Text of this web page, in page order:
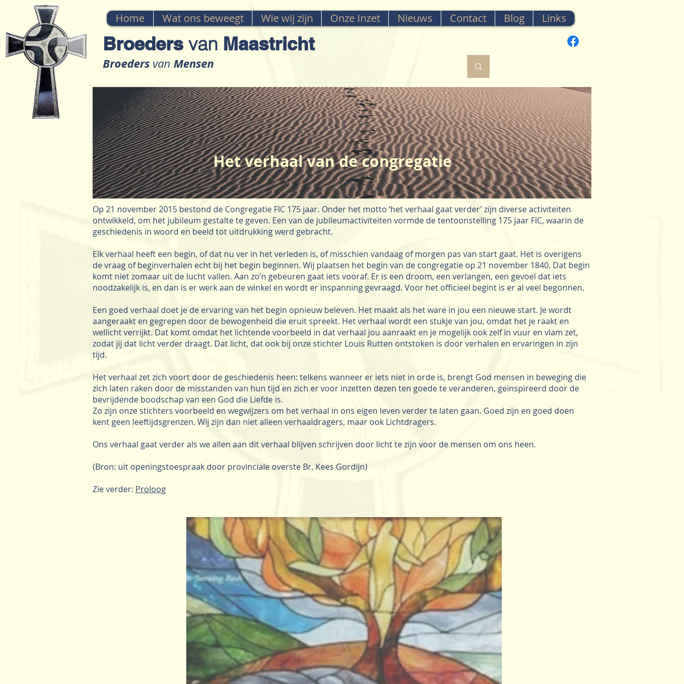
Home Wat ons beweegt Wie wij zijn Onze Inzet Nieuws Contact Blog Links
Broeders van Maastricht
Broeders van Mensen
Het verhaal van de congregatie
Op 21 november 2015 bestond de Congregatie FIC 175 jaar. Onder het motto ‘het verhaal gaat verder’ zijn diverse activiteiten
ontwikkeld, om het jubileum gestalte te geven. Een van de jubileumactiviteiten vormde de tentoonstelling 175 jaar FIC, waarin de
geschiedenis in woord en beeld tot uitdrukking werd gebracht.
Elk verhaal heeft een begin, of dat nu ver in het verleden is, of misschien vandaag of morgen pas van start gaat. Het is overigens
de vraag of beginverhalen echt bij het begin beginnen. Wij plaatsen het begin van de congregatie op 21 november 1840. Dat begin
komt niet zomaar uit de lucht vallen. Aan zo’n gebeuren gaat iets vooraf. Er is een droom, een verlangen, een gevoel dat iets
noodzakelijk is, en dan is er werk aan de winkel en wordt er inspanning gevraagd. Voor het officieel begint is er al veel begonnen.
Een goed verhaal doet je de ervaring van het begin opnieuw beleven. Het maakt als het ware in jou een nieuwe start. Je wordt
aangeraakt en gegrepen door de bewogenheid die eruit spreekt. Het verhaal wordt een stukje van jou, omdat het je raakt en
wellicht verrijkt. Dat komt omdat het lichtende voorbeeld in dat verhaal jou aanraakt en je mogelijk ook zelf in vuur en vlam zet,
zodat jij dat licht verder draagt. Dat licht, dat ook bij onze stichter Louis Rutten ontstoken is door verhalen en ervaringen in zijn
tijd.
Het verhaal zet zich voort door de geschiedenis heen: telkens wanneer er iets niet in orde is, brengt God mensen in beweging die
zich laten raken door de misstanden van hun tijd en zich er voor inzetten dezen ten goede te veranderen, geïnspireerd door de
bevrijdende boodschap van een God die Liefde is.
Zo zijn onze stichters voorbeeld en wegwijzers om het verhaal in ons eigen leven verder te laten gaan. Goed zijn en goed doen
kent geen leeftijdsgrenzen. Wij zijn dan niet alleen verhaaldragers, maar ook Lichtdragers.
Ons verhaal gaat verder als we allen aan dit verhaal blijven schrijven door licht te zijn voor de mensen om ons heen.
(Bron: uit openingstoespraak door provinciale overste Br. Kees Gordijn)
Zie verder: Proloog